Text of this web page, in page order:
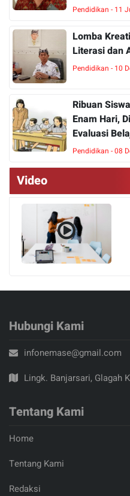
Pendidikan - 11
Lomba
Literasi dan
Pendidikan - 10
Ribuan
Enam Hari,
Evaluasi
Pendidikan - 08
Video
Hubungi Kami
infonemase@gmail.com
Lingk. Banjarsari, Glagah
Tentang Kami
Home
Tentang Kami
Redaksi